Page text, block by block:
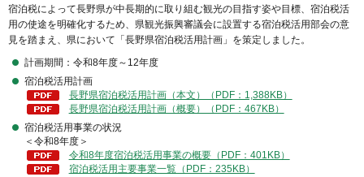
宿泊税によって長野県が中長期的に取り組む観光の目指す姿や目標、宿泊税活
用の使途を明確化するため、県観光振興審議会に設置する宿泊税活用部会の意
見を踏まえ、県において「長野県宿泊税活用計画」を策定しました。
計画期間：令和8年度～12年度
宿泊税活用計画
長野県宿泊税活用計画（本文）（PDF：1,388KB）
長野県宿泊税活用計画（概要）（PDF：467KB）
宿泊税活用事業の状況
＜令和8年度＞
令和8年度宿泊税活用事業の概要（PDF：401KB）
宿泊税活用主要事業一覧（PDF：235KB）